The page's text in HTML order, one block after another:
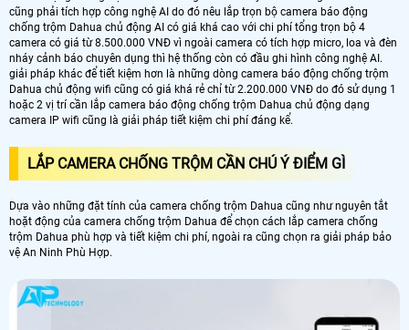
cũng phải tích hợp công nghệ AI do đó nêu lắp trọn bộ camera báo động
chống trộm Dahua chủ động AI có giá khá cao với chi phí tổng trọn bộ 4
camera có giá từ 8.500.000 VNĐ vì ngoài camera có tích hợp micro, loa và đèn
nháy cảnh báo chuyên dụng thì hệ thống còn có đầu ghi hình công nghệ AI.
giải pháp khác để tiết kiệm hơn là những dòng camera báo động chống trộm
Dahua chủ động wifi cũng có giá khá rẻ chỉ từ 2.200.000 VNĐ do đó sử dụng 1
hoặc 2 vị trí cần lắp camera báo động chống trộm Dahua chủ động dạng
camera IP wifi cũng là giải pháp tiết kiệm chi phí đáng kể.
LẮP CAMERA CHỐNG TRỘM CẦN CHÚ Ý ĐIỂM GÌ
Dựa vào những đặt tính của camera chống trộm Dahua cũng như nguyên tắt
hoặt động của camera chống trộm Dahua để chọn cách lắp camera chống
trộm Dahua phù hợp và tiết kiệm chi phí, ngoài ra cũng chọn ra giải pháp bảo
vệ An Ninh Phù Hợp.